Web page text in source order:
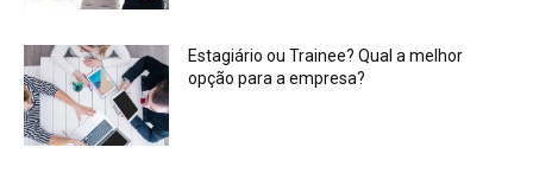
Estagiário ou Trainee? Qual a melhor
opção para a empresa?